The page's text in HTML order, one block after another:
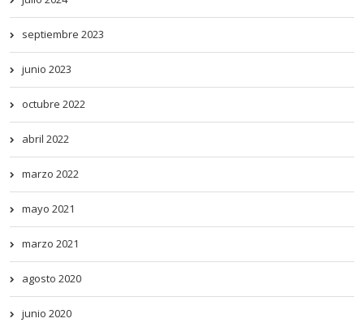
septiembre 2023
junio 2023
octubre 2022
abril 2022
marzo 2022
mayo 2021
marzo 2021
agosto 2020
junio 2020